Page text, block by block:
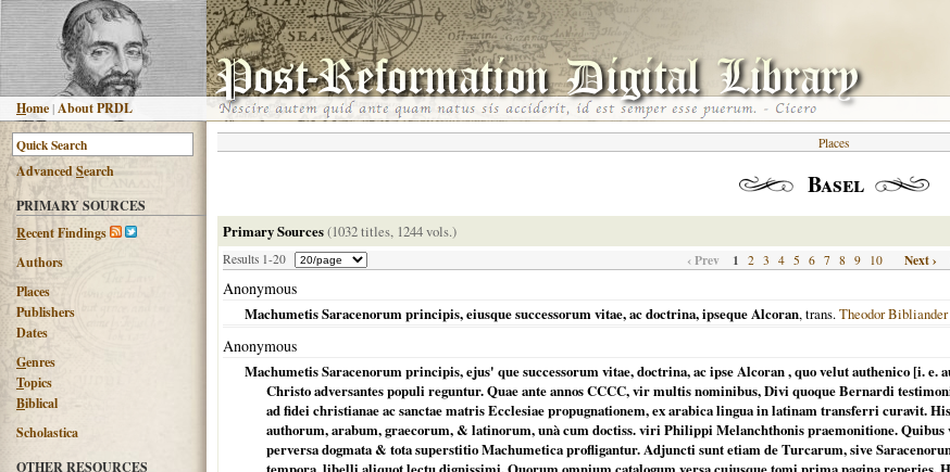
Home |About PRDL
AdvancedSearch
PRIMARY SOURCES
Recent Findings
Authors
Places
Publishers
Dates
Genres
Topics
Biblical
Scholastica
OTHER RESOURCES
Places
Basel
Primary Sources(1032 titles, 1244 vols.)
Results 1-20 ‹ Prev 1 2 3 4 5 6 7 8 9 10 Next ›
Anonymous
Machumetis Saracenorum principis, eiusque successorum vitae, ac doctrina, ipseque Alcoran, trans.Theodor Bibliander
Anonymous
Machumetis Saracenorum principis, ejus' que successorum vitae, doctrina, ac ipse Alcoran , quo velut authenico [i.
Christo adversantes populi reguntur. Quae ante annos CCCC, vir multis nominibus, Divi quoque Bernardi
ad fidei christianae ac sanctae matris Ecclesiae propugnationem, ex arabica lingua in latinam transferri curavit.
authorum, arabum, graecorum, & latinorum, unà cum doctiss. viri Philippi Melanchthonis praemonitione.
perversa dogmata & tota superstitio Machumetica profligantur. Adjuncti sunt etiam de Turcarum, sive